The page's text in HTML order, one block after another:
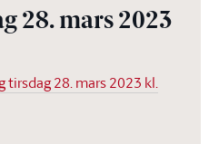
28. mars 2023
28. mars 2023 kl.